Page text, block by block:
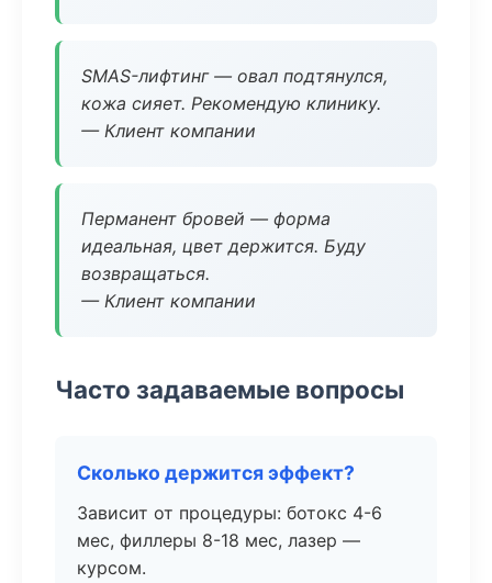
SMAS-лифтинг — овал подтянулся,
кожа сияет. Рекомендую клинику.
— Клиент компании
Перманент бровей — форма
идеальная, цвет держится. Буду
возвращаться.
— Клиент компании
Часто задаваемые вопросы
Сколько держится эффект?
Зависит от процедуры: ботокс 4-6
мес, филлеры 8-18 мес, лазер —
курсом.